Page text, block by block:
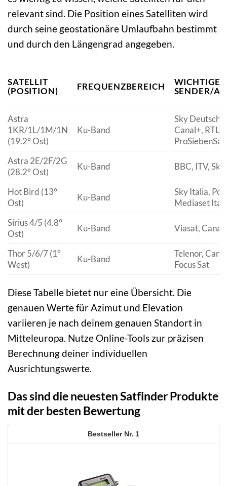
relevant sind. Die Position eines Satelliten wird
durch seine geostationäre Umlaufbahn bestimmt
und durch den Längengrad angegeben.
SATELLIT
(POSITION)
FREQUENZBEREICH
WICHTIGE
SENDER/
Astra
1KR/1L/1M/1N
(19.2° Ost)
Ku-Band
Sky
Canal+, RTL
Astra 2E/2F/2G
(28.2° Ost)
Ku-Band BBC, ITV,
Hot Bird (13°
Ost)
Ku-Band
Sky Italia,
Mediaset
Sirius 4/5 (4.8°
Ost)
Ku-Band Viasat, Canal
Thor 5/6/7 (1°
West)
Ku-Band
Telenor,
Focus Sat
Diese Tabelle bietet nur eine Übersicht. Die
genauen Werte für Azimut und Elevation
variieren je nach deinem genauen Standort in
Mitteleuropa. Nutze Online-Tools zur präzisen
Berechnung deiner individuellen
Ausrichtungswerte.
Das sind die neuesten Satfinder Produkte
mit der besten Bewertung
1